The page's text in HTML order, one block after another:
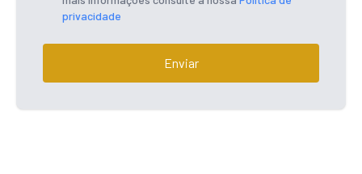
privacidade
Enviar